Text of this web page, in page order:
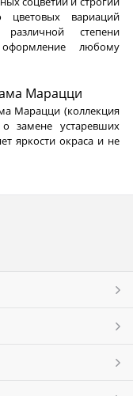
цветовых вариаций
степени
любому
Марацци
Марацци (коллекция
замене устаревших
яркости окраса и не